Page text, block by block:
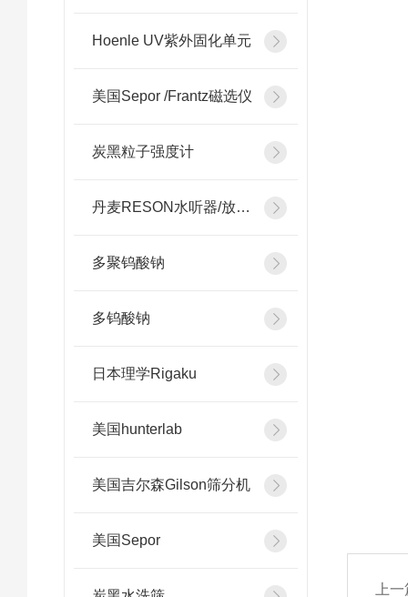
Hoenle UV紫外固化单元
美国Sepor /Frantz磁选仪
炭黑粒子强度计
丹麦RESON水听器/放大器
多聚钨酸钠
多钨酸钠
日本理学Rigaku
美国hunterlab
美国吉尔森Gilson筛分机
美国Sepor
上